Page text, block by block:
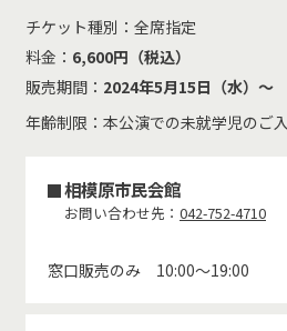
チケット種別： 全席指定
料金： 6,600円（税込）
販売期間： 2024年5月15日（水）～
年齢制限：本公演での未就学児のご
相模原市民会館
お問い合わせ先： 042-752-4710
窓口販売のみ 10:00～19:00